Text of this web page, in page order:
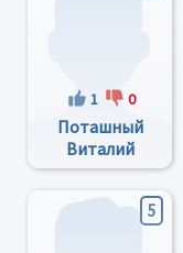
1 0
Поташный
Виталий
Кирилович
5